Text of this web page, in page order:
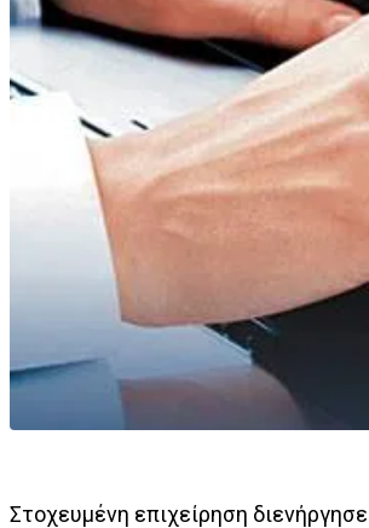
Στοχευμένη επιχείρηση